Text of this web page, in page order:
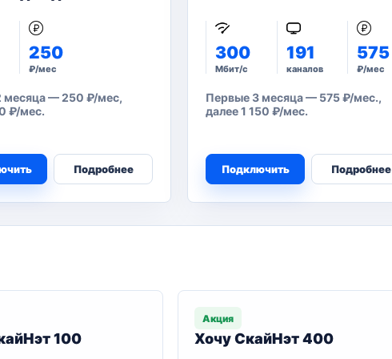
250
₽/мес
месяца — 250 ₽/мес,
₽/мес.
Подробнее
300
Мбит/с
191
каналов
575
₽/мес
Первые 3 месяца — 575 ₽/мес.,
далее 1 150 ₽/мес.
Подключить Подробнее
100
Акция
Хочу СкайНэт 400